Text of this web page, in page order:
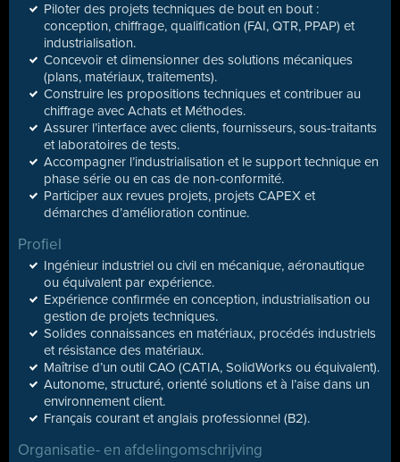
Piloter des projets techniques de bout en bout :
conception, chiffrage, qualification (FAI, QTR, PPAP) et
industrialisation.
Concevoir et dimensionner des solutions mécaniques
(plans, matériaux, traitements).
Construire les propositions techniques et contribuer au
chiffrage avec Achats et Méthodes.
Assurer l’interface avec clients, fournisseurs, sous-traitants
et laboratoires de tests.
Accompagner l’industrialisation et le support technique en
phase série ou en cas de non-conformité.
Participer aux revues projets, projets CAPEX et
démarches d’amélioration continue.
Profiel
Ingénieur industriel ou civil en mécanique, aéronautique
ou équivalent par expérience.
Expérience confirmée en conception, industrialisation ou
gestion de projets techniques.
Solides connaissances en matériaux, procédés industriels
et résistance des matériaux.
Maîtrise d’un outil CAO (CATIA, SolidWorks ou équivalent).
Autonome, structuré, orienté solutions et à l’aise dans un
environnement client.
Français courant et anglais professionnel (B2).
Organisatie- en afdelingomschrijving